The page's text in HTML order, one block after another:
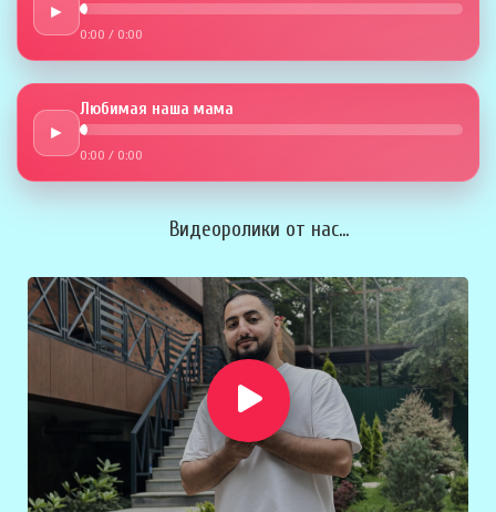
►
0:00 / 0:00
►
Любимая наша мама
0:00 / 0:00
Видеоролики от нас...